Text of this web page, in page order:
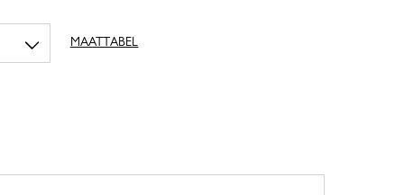
MAATTABEL